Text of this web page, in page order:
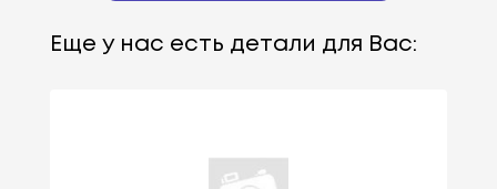
Еще у нас есть детали для Вас: